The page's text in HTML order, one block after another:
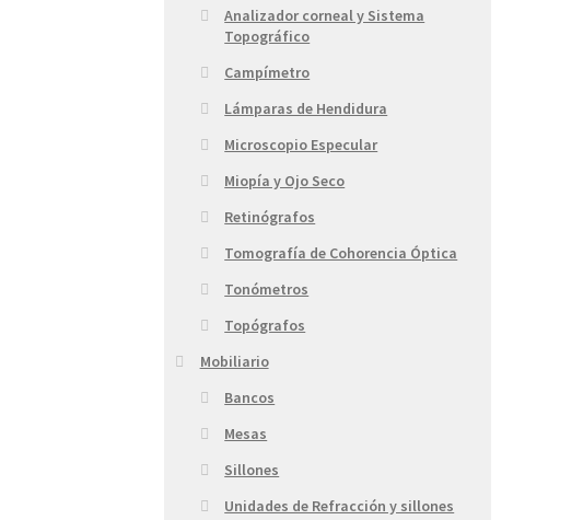
Analizador corneal y Sistema
Topográfico
Campímetro
Lámparas de Hendidura
Microscopio Especular
Miopía y Ojo Seco
Retinógrafos
Tomografía de Cohorencia Óptica
Tonómetros
Topógrafos
Mobiliario
Bancos
Mesas
Sillones
Unidades de Refracción y sillones